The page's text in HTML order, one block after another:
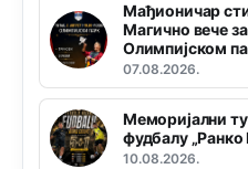
Мађионичар
Магично вече
Олимпијском
07.08.2026.
Меморијални
фудбалу
10.08.2026.